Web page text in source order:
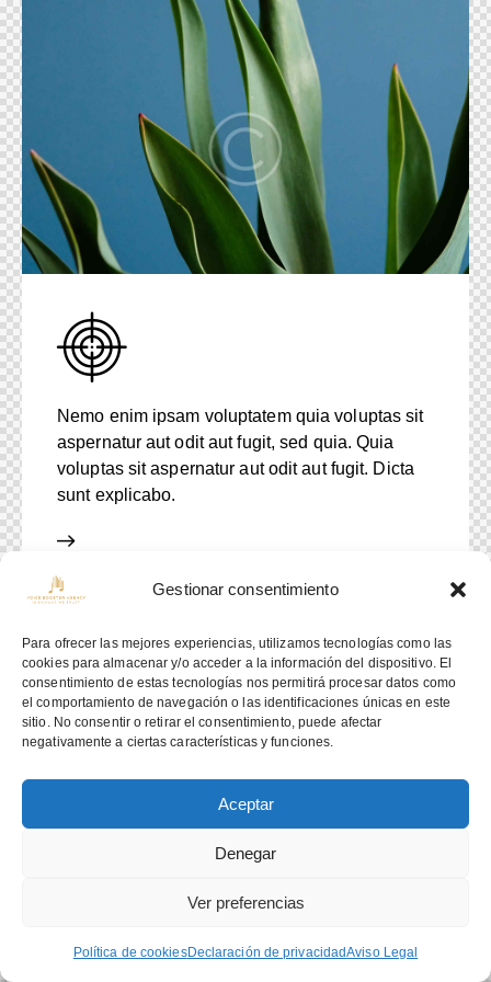
Gestionar consentimiento
Para ofrecer las mejores experiencias, utilizamos tecnologías como las
cookies para almacenar y/o acceder a la información del dispositivo. El
consentimiento de estas tecnologías nos permitirá procesar datos como
el comportamiento de navegación o las identificaciones únicas en este
sitio. No consentir o retirar el consentimiento, puede afectar
negativamente a ciertas características y funciones.
Aceptar
Denegar
Ver preferencias
Política de cookiesDeclaración de privacidadAviso Legal
Nemo enim ipsam voluptatem quia voluptas sit
aspernatur aut odit aut fugit, sed quia. Quia
voluptas sit aspernatur aut odit aut fugit. Dicta
sunt explicabo.